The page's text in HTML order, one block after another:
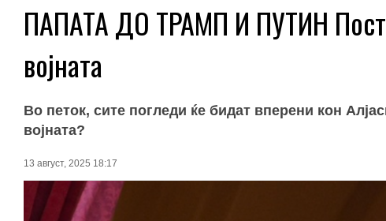
ПАПАТА ДО ТРАМП И ПУТИН
војната
Во петок, сите погледи ќе бидат вперени кон
војната?
13 август, 2025 18:17